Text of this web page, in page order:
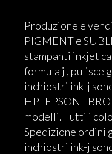
Produzione e
PIGMENT e
stampanti inkjet
formula j , pulisce
inchiostri ink-j
HP -EPSON -
modelli. Tutti i
Spedizione ordini
inchiostri ink-j